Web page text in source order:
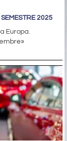
2025
Europa.